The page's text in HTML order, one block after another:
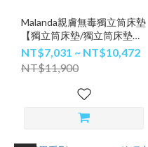
Malanda親膚無毒獨立筒床墊
【獨立筒床墊/獨立筒床墊推
薦】
NT$7,031 ~ NT$10,472
NT$11,900